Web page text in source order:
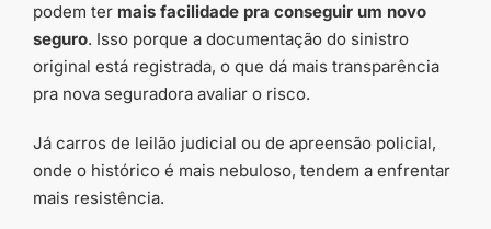
podem ter mais facilidade pra conseguir um novo
seguro. Isso porque a documentação do sinistro
original está registrada, o que dá mais transparência
pra nova seguradora avaliar o risco.
Já carros de leilão judicial ou de apreensão policial,
onde o histórico é mais nebuloso, tendem a enfrentar
mais resistência.